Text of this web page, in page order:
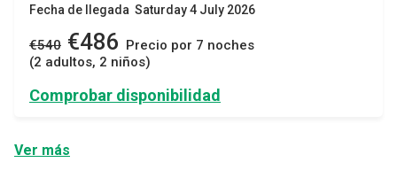
Fecha de llegada Saturday 4 July 2026
€540 €486
Precio por 7 noches
(2 adultos, 2 niños)
Comprobar disponibilidad
Ver más